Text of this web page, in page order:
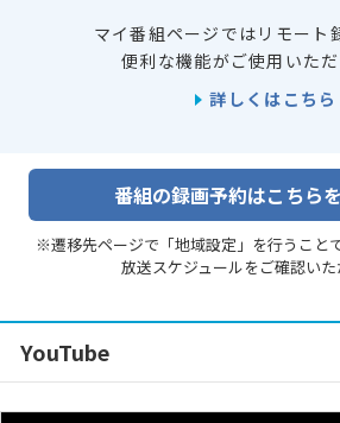
マイ番組ページではリモート
便利な機能がご使用いただ
詳しくはこちら
番組の録画予約はこちら
※遷移先ページで「地域設定」を行うこと
放送スケジュールをご確認いた
YouTube